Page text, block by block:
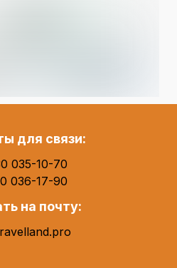
для связи:
035-10-70
036-17-90
на почту: